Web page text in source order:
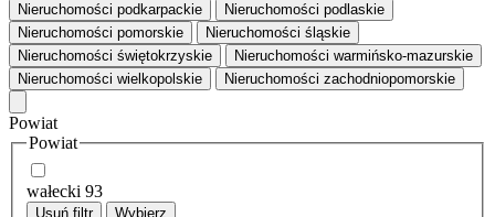
Nieruchomości podkarpackie
Nieruchomości podlaskie
Nieruchomości pomorskie
Nieruchomości śląskie
Nieruchomości świętokrzyskie
Nieruchomości warmińsko-mazurskie
Nieruchomości wielkopolskie
Nieruchomości zachodniopomorskie
Powiat
Powiat
wałecki 93
Usuń filtr Wybierz